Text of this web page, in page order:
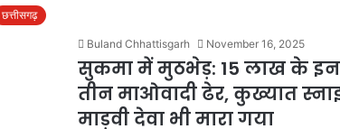
छत्तीसगढ़
Buland Chhattisgarh November 16, 2025
सुकमा में मुठभेड़: 15 लाख के
तीन माओवादी ढेर, कुख्यात
माड़वी देवा भी मारा गया